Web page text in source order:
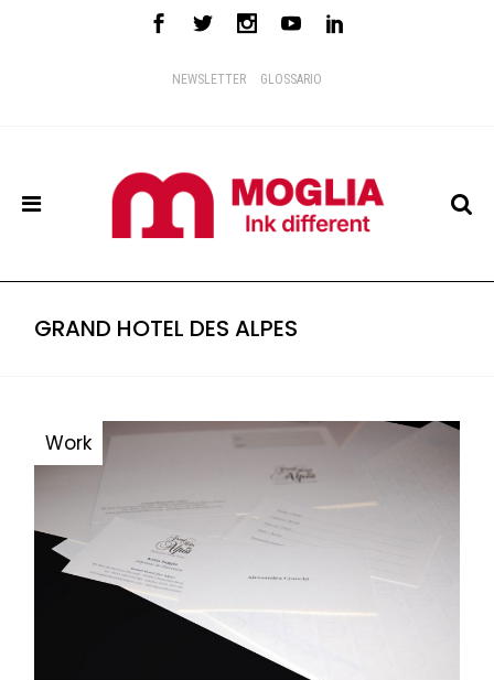
NEWSLETTER GLOSSARIO
GRAND HOTEL DES ALPES